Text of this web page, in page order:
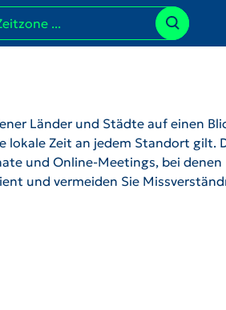
Länder und Städte auf einen
lokale Zeit an jedem Standort gilt.
und Online-Meetings, bei denen
und vermeiden Sie